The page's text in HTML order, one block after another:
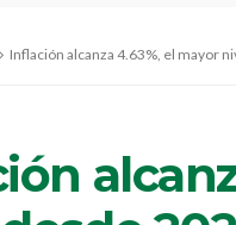
Inflación alcanza 4.63%, el mayor